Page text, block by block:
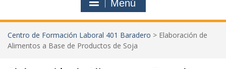
Menú
Centro de Formación Laboral 401 Baradero > Elaboración de
Alimentos a Base de Productos de Soja